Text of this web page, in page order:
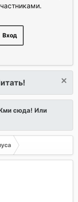
Вход
сюда! Или